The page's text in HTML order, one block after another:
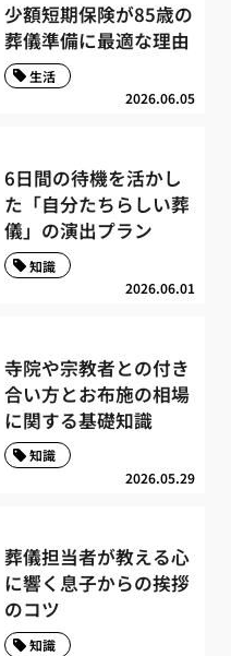
少額短期保険が85歳の
葬儀準備に最適な理由
2026.06.05
生活
6日間の待機を活かし
た「自分たちらしい葬
儀」の演出プラン
2026.06.01
知識
寺院や宗教者との付き
合い方とお布施の相場
に関する基礎知識
2026.05.29
知識
葬儀担当者が教える心
に響く息子からの挨拶
のコツ
知識